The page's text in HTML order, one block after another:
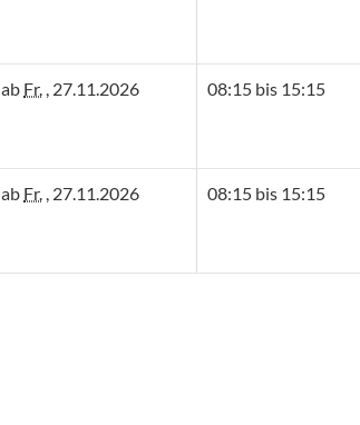
ab Fr. , 27.11.2026 08:15 bis 15:15
ab Fr. , 27.11.2026 08:15 bis 15:15